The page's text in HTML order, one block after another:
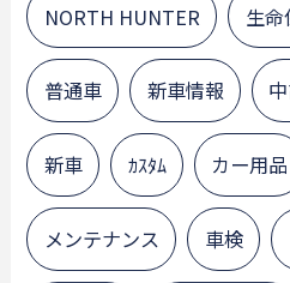
NORTH HUNTER 生命
普通車 新車情報
新車 ｶｽﾀﾑ カー用品
メンテナンス 車検